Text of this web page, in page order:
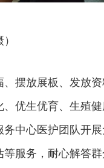
摆放展板、发放资
优生优育、生殖健
中心医护团队开
服务，耐心解答